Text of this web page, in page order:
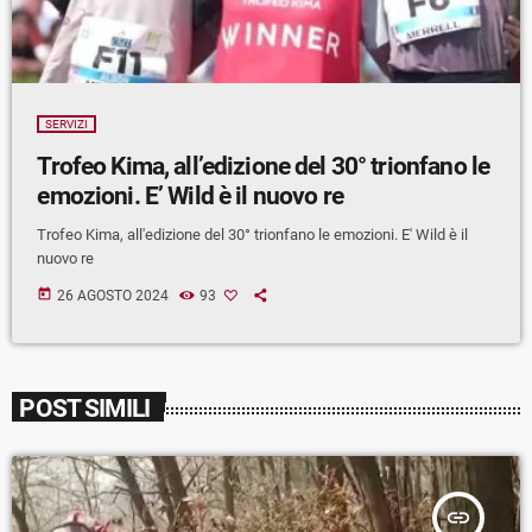
SERVIZI
Trofeo Kima, all’edizione del 30° trionfano le
emozioni. E’ Wild è il nuovo re
Trofeo Kima, all'edizione del 30° trionfano le emozioni. E' Wild è il
nuovo re
today 26 AGOSTO 2024 93
POST SIMILI
insert_link